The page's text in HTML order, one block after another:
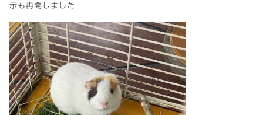
示も再開しました！